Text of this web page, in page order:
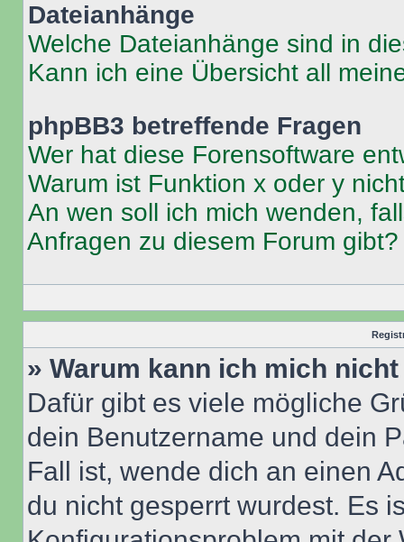
Dateianhänge
Welche Dateianhänge sind in
Kann ich eine Übersicht all
phpBB3 betreffende Fragen
Wer hat diese Forensoftware
Warum ist Funktion x oder y
An wen soll ich mich wenden,
Anfragen zu diesem Forum gibt?
» Warum kann ich mich
Dafür gibt es viele mögliche
dein Benutzername und dein
Fall ist, wende dich an einen
du nicht gesperrt wurdest. Es